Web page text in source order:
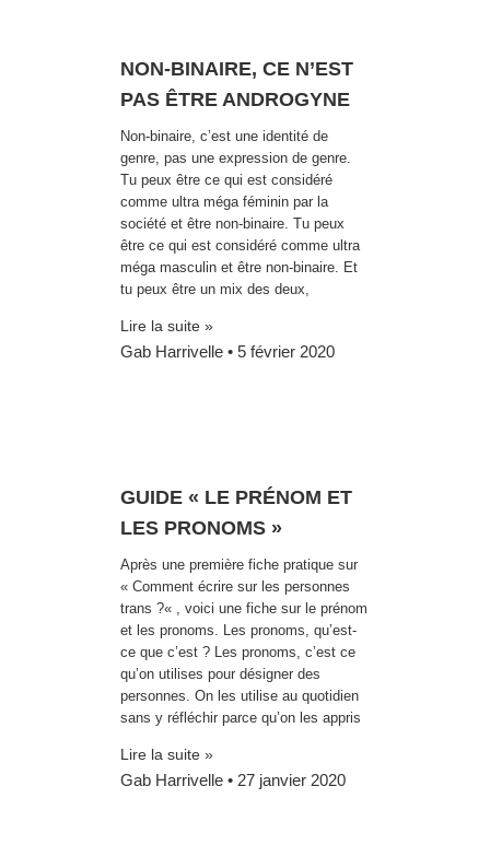
NON-BINAIRE, CE N’EST
PAS ÊTRE ANDROGYNE
Non-binaire, c’est une identité de
genre, pas une expression de genre.
Tu peux être ce qui est considéré
comme ultra méga féminin par la
société et être non-binaire. Tu peux
être ce qui est considéré comme ultra
méga masculin et être non-binaire. Et
tu peux être un mix des deux,
Lire la suite »
Gab Harrivelle 5 février 2020
GUIDE « LE PRÉNOM ET
LES PRONOMS »
Après une première fiche pratique sur
« Comment écrire sur les personnes
trans ?« , voici une fiche sur le prénom
et les pronoms. Les pronoms, qu’est-
ce que c’est ? Les pronoms, c’est ce
qu’on utilises pour désigner des
personnes. On les utilise au quotidien
sans y réfléchir parce qu’on les appris
Lire la suite »
Gab Harrivelle 27 janvier 2020